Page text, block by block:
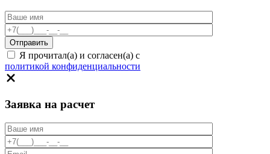
Я прочитал(а) и согласен(а) с
политикой конфиденциальности
Заявка на расчет